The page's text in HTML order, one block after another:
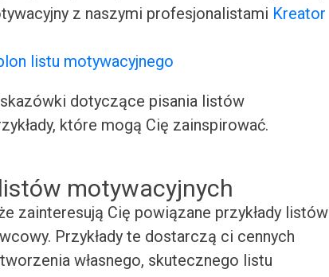
z naszymi profesjonalistami Kreator
listu motywacyjnego
dotyczące pisania listów
które mogą Cię zainspirować.
motywacyjnych
zainteresują Cię powiązane przykłady listów
Przykłady te dostarczą ci cennych
własnego, skutecznego listu